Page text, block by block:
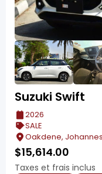
Suzuki Swift
2026
SALE
Oakdene,
$15,614.00
Taxes et frais inclus